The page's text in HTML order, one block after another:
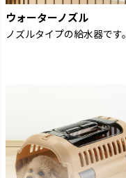
ウォーターノズル
ノズルタイプの給水器です。